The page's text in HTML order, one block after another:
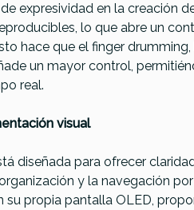
expresividad en la creación
lo que abre un
hace que el finger
un mayor control,
real.
visual
diseñada para ofrecer
y la navegación
propia pantalla OLED,